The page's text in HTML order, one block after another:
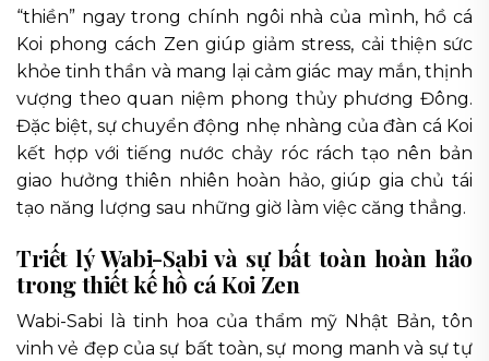
“thiền” ngay trong chính ngôi nhà của mình, hồ cá
Koi phong cách Zen giúp giảm stress, cải thiện sức
khỏe tinh thần và mang lại cảm giác may mắn, thịnh
vượng theo quan niệm phong thủy phương Đông.
Đặc biệt, sự chuyển động nhẹ nhàng của đàn cá Koi
kết hợp với tiếng nước chảy róc rách tạo nên bản
giao hưởng thiên nhiên hoàn hảo, giúp gia chủ tái
tạo năng lượng sau những giờ làm việc căng thẳng.
Triết lý Wabi-Sabi và sự bất toàn hoàn hảo
trong thiết kế hồ cá Koi Zen
Wabi-Sabi là tinh hoa của thẩm mỹ Nhật Bản, tôn
vinh vẻ đẹp của sự bất toàn, sự mong manh và sự tự